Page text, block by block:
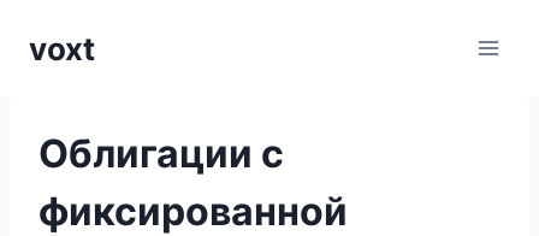
voxt
Облигации с
фиксированной